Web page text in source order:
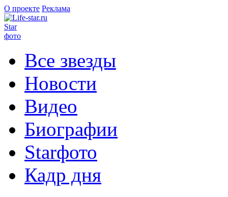
О проекте Реклама
Star
фото
Все звезды
Новости
Видео
Биографии
Starфото
Кадр дня